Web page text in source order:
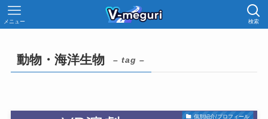
検索
メニュー
動物・海洋生物 – tag –
個別紹介/プロフィール